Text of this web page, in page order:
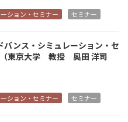
ション・セミナー セミナー
バンス・シミュレーション・セ
（東京大学 教授 奥田 洋司
ション・セミナー セミナー